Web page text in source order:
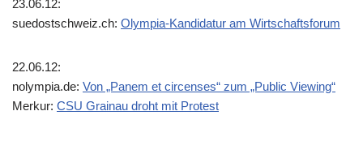
23.06.12:
suedostschweiz.ch: Olympia-Kandidatur am Wirtschaftsforum
22.06.12:
nolympia.de: Von „Panem et circenses“ zum „Public Viewing“
Merkur: CSU Grainau droht mit Protest